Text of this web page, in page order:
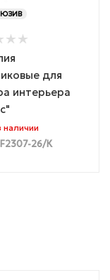
для
интерьера
наличии
26/К